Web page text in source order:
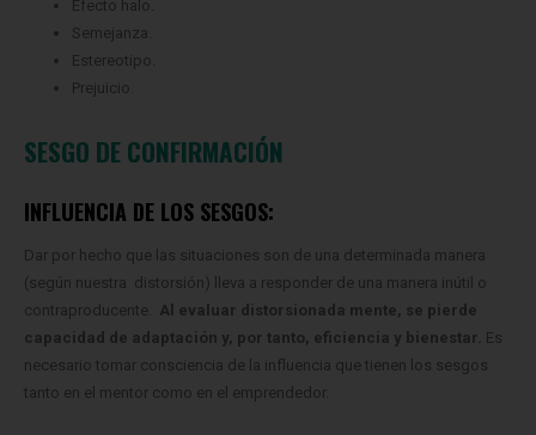
Efecto halo.
Semejanza.
Estereotipo.
Prejuicio.
SESGO DE CONFIRMACIÓN
INFLUENCIA DE LOS SESGOS:
Dar por hecho que las situaciones son de una determinada manera
(según nuestra distorsión) lleva a responder de una manera inútil o
contraproducente. Al evaluar distorsionada mente, se pierde
capacidad de adaptación y, por tanto, eficiencia y bienestar. Es
necesario tomar consciencia de la influencia que tienen los sesgos
tanto en el mentor como en el emprendedor.